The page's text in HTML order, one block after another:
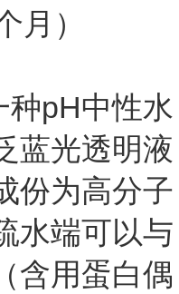
月）
种pH中性水
蓝光透明液
份为高分子
水端可以与
含用蛋白偶